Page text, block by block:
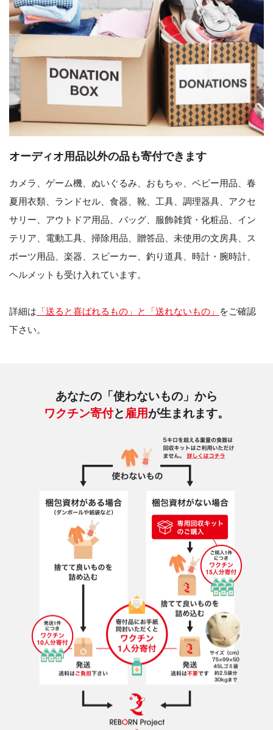
オーディオ用品以外の品も寄付できます
カメラ、ゲーム機、ぬいぐるみ、おもちゃ、ベビー用品、春
夏用衣類、ランドセル、食器、靴、工具、調理器具、アクセ
サリー、アウトドア用品、バッグ、服飾雑貨・化粧品、イン
テリア、電動工具、掃除用品、贈答品、未使用の文房具、ス
ポーツ用品、楽器、スピーカー、釣り道具、時計・腕時計、
ヘルメットも受け入れています。
詳細は 「送ると喜ばれるもの」と「送れないもの」
をご確認
下さい。
あなたの「使わないもの」から
ワクチン寄付と 雇用が生まれます。